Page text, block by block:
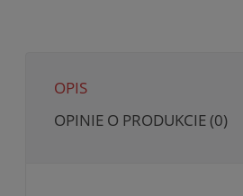
OPIS
OPINIE O PRODUKCIE (0)